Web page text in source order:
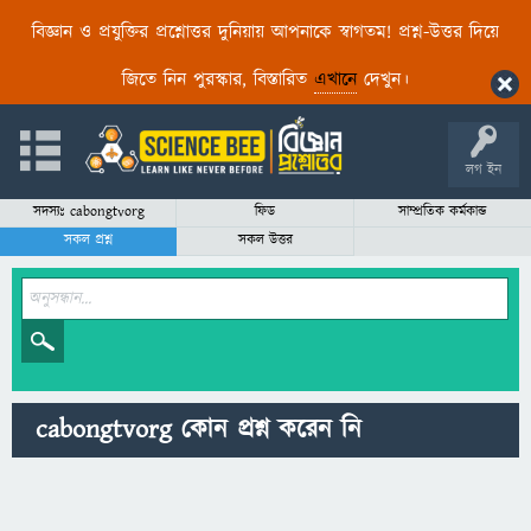
বিজ্ঞান ও প্রযুক্তির প্রশ্নোত্তর দুনিয়ায় আপনাকে স্বাগতম! প্রশ্ন-উত্তর দিয়ে
জিতে নিন পুরস্কার, বিস্তারিত এখানেদেখুন।
লগ ইন
সদস্যঃ cabongtvorg ফিড
সাম্প্রতিক কর্মকান্ড
সকল প্রশ্ন
সকল উত্তর
cabongtvorg কোন প্রশ্ন করেন নি